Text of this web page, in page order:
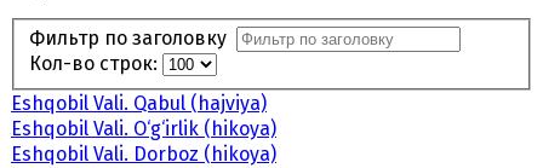
Фильтр по заголовку
Кол-во строк:
Eshqobil Vali. Qabul (hajviya)
Eshqobil Vali. O‘g‘irlik (hikoya)
Eshqobil Vali. Dorboz (hikoya)